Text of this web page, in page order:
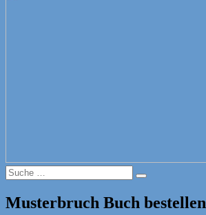
Suche
nach:
Suche
Musterbruch Buch bestellen